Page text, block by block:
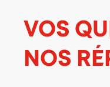
VOS
NOS